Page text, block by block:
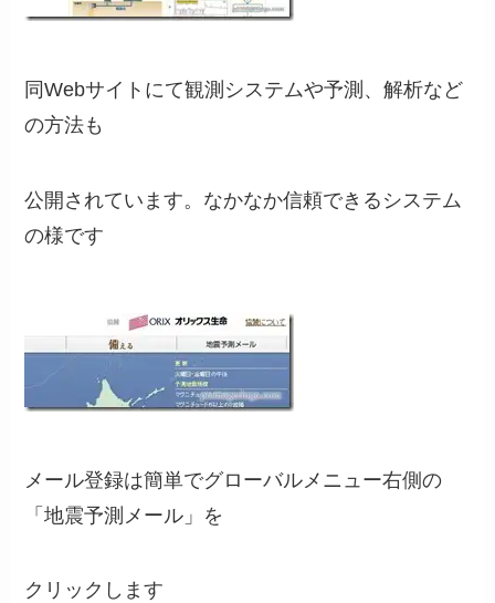
同Webサイトにて観測システムや予測、解析など
の方法も
公開されています。なかなか信頼できるシステム
の様です
メール登録は簡単でグローバルメニュー右側の
「地震予測メール」を
クリックします